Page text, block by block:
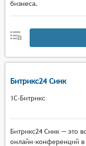
бизнеса.
Битрикс24 Синк
1С-Битрикс
Битрикс24 Синк — это
онлайн-конференций